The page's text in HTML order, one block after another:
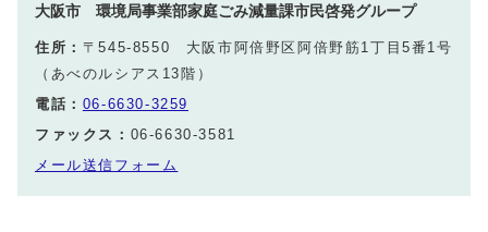
大阪市 環境局事業部家庭ごみ減量課市民啓発グループ
住所： 〒545-8550 大阪市阿倍野区阿倍野筋1丁目5番1号
（あべのルシアス13階）
電話： 06-6630-3259
ファックス： 06-6630-3581
メール送信フォーム